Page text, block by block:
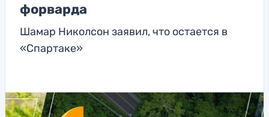
форварда
Шамар Николсон заявил, что остается в
«Спартаке»